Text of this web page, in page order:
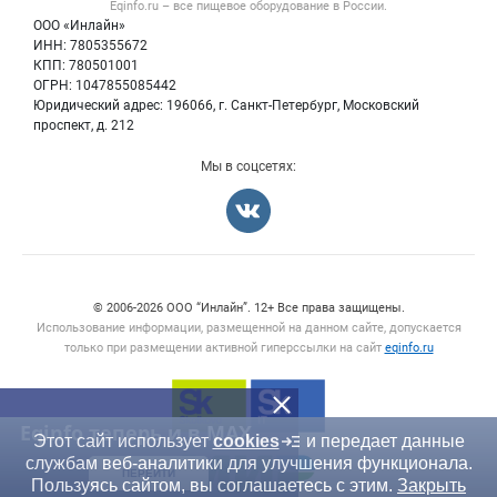
Eqinfo теперь и в MAX
ПЕРЕЙТИ
Eqinfo.ru – все пищевое оборудование в России.
ООО «Инлайн»
ИНН: 7805355672
КПП: 780501001
ОГРН: 1047855085442
Юридический адрес: 196066, г. Санкт-Петербург, Московский
проспект, д. 212
Политика обработки персональных данных
Б/у оборудование
Мы в соцсетях:
© 2006‑2026 ООО “Инлайн”. 12+ Все права защищены.
Использование информации, размещенной на данном сайте, допускается
только при размещении активной гиперссылки на сайт eqinfo.ru
Этот сайт используетcookies
и передает данные
службам веб-аналитики для улучшения функционала.
Пользуясь сайтом, вы соглашаетесь с этим. Закрыть